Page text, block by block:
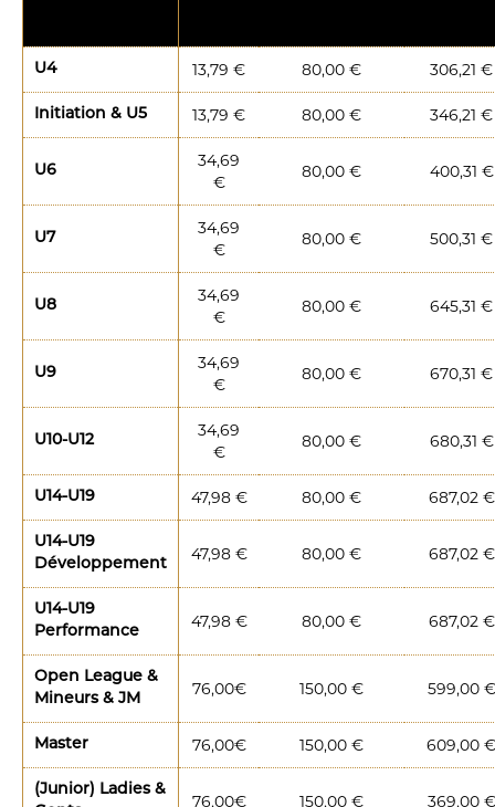
U4 13,79 € 80,00 € 306,21 €
Initiation & U5 13,79 € 80,00 € 346,21 €
U6
34,69
€
80,00 € 400,31 €
U7
34,69
€
80,00 € 500,31 €
U8
34,69
€
80,00 € 645,31 €
U9
34,69
€
80,00 € 670,31 €
U10-U12
34,69
€
80,00 € 680,31 €
U14-U19 47,98 € 80,00 € 687,02 €
U14-U19
Développement
47,98 € 80,00 € 687,02 €
U14-U19
Performance
47,98 € 80,00 € 687,02 €
Open League &
Mineurs & JM
76,00€ 150,00 € 599,00 €
Master 76,00€ 150,00 € 609,00 €
(Junior) Ladies &
76,00€ 150,00 € 369,00 €